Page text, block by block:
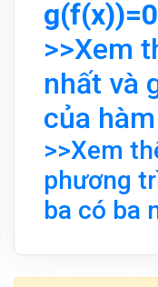
g(f(x))=0
>>Xem
nhất và
của
>>Xem
phương
ba có ba